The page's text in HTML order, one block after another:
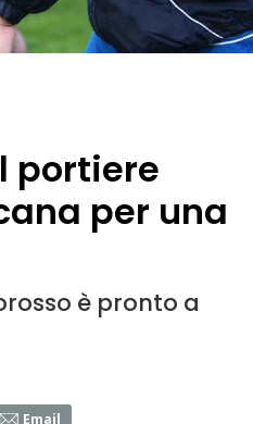
Il portiere
per una
è pronto a
Email